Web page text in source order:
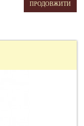
ПРОДОВЖИТИ